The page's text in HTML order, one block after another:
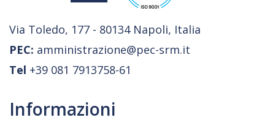
Via Toledo, 177 - 80134 Napoli, Italia
PEC: amministrazione@pec-srm.it
Tel +39 081 7913758-61
Informazioni